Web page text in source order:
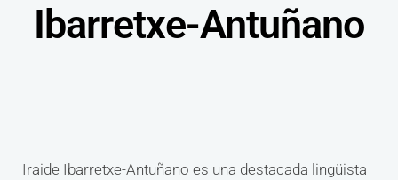
Ibarretxe-Antuñano
Iraide Ibarretxe-Antuñano es una destacada lingüista